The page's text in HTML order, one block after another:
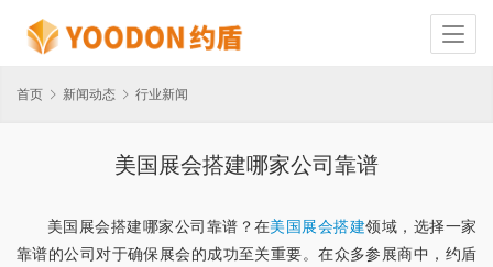
首页 新闻动态 行业新闻
美国展会搭建哪家公司靠谱
美国展会搭建哪家公司靠谱？在美国展会搭建领域，选择一家
靠谱的公司对于确保展会的成功至关重要。在众多参展商中，约盾